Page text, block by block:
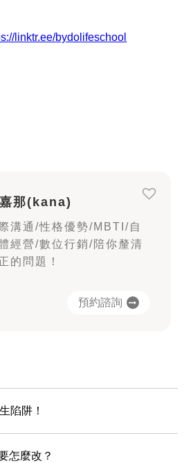
linktr.ee/bydolifeschool
那(kana)
溝通/性格優勢/MBTI/自
經營/數位行銷/陪你釐清
的問題！
預約諮詢
陷阱！
怎麼改？